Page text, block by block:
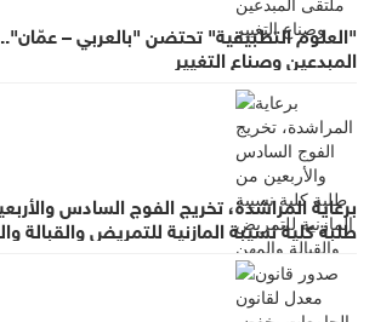
"العلوم التطبيقية" تحتضن "بالعربي –
المبدعين وصناع التغيير
برعاية المراشدة، تخريج الفوج السادس
طلبة كلية نسيبة المازنية للتمريض والقبالة
الطبية المساندة